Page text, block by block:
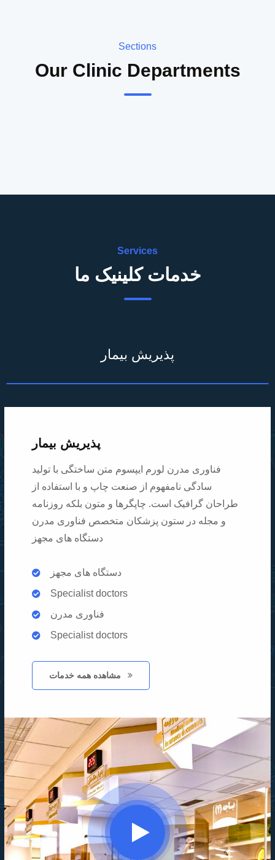
Sections
Our Clinic Departments
Services
خدمات کلینیک ما
پذیریش بیمار
پذیریش بیمار
فناوری مدرن لورم ایپسوم متن ساختگی با تولید
سادگی نامفهوم از صنعت چاپ و با استفاده از
طراحان گرافیک است. چاپگرها و متون بلکه روزنامه
و مجله در ستون پزشکان متخصص فناوری مدرن
دستگاه های مجهز
دستگاه های مجهز
Specialist doctors
فناوری مدرن
Specialist doctors